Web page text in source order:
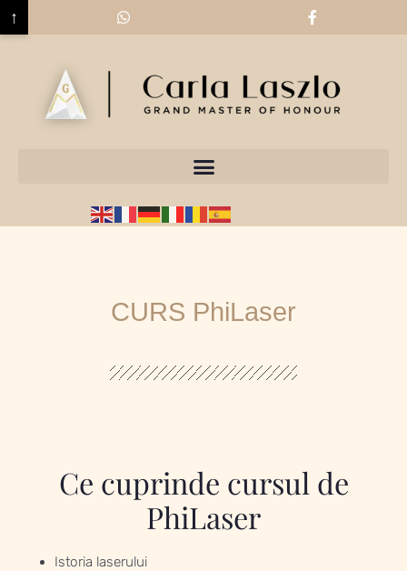
CURS PhiLaser
Ce cuprinde cursul de
PhiLaser
Istoria laserului
↑